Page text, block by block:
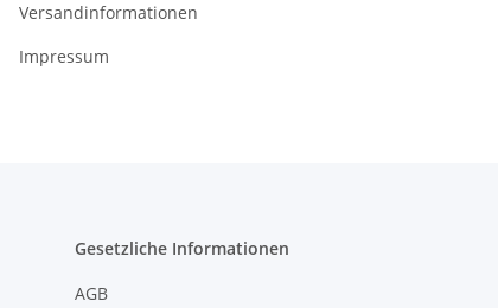
Versandinformationen
Impressum
Gesetzliche Informationen
AGB